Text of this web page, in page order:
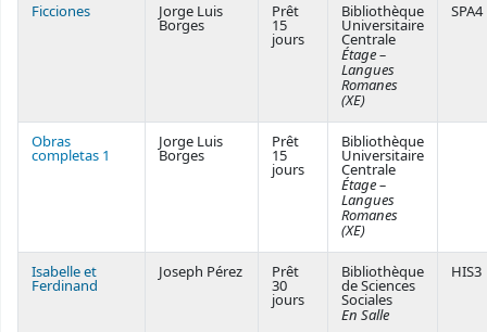
Ficciones Jorge Luis
Borges
Prêt
15
jours
Bibliothèque
Universitaire
Centrale
Étage –
Langues
Romanes
(XE)
SPA4
Obras
completas 1
Jorge Luis
Borges
Prêt
15
jours
Bibliothèque
Universitaire
Centrale
Étage –
Langues
Romanes
(XE)
Isabelle et
Ferdinand
Joseph Pérez Prêt
30
jours
Bibliothèque
de Sciences
Sociales
En Salle
HIS3